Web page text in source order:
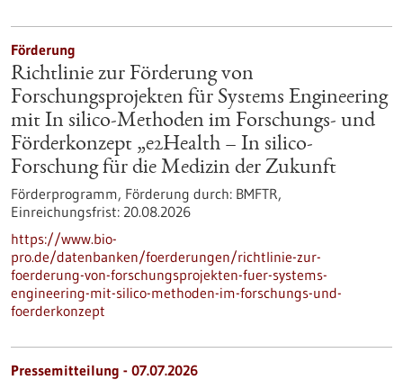
Förderung
Richtlinie zur Förderung von
Forschungsprojekten für Systems Engineering
mit In silico-Methoden im Forschungs- und
Förderkonzept „e2Health – In silico-
Forschung für die Medizin der Zukunft
Förderprogramm, Förderung durch: BMFTR,
Einreichungsfrist: 20.08.2026
https://www.bio-
pro.de/datenbanken/foerderungen/richtlinie-zur-
foerderung-von-forschungsprojekten-fuer-systems-
engineering-mit-silico-methoden-im-forschungs-und-
foerderkonzept
Pressemitteilung - 07.07.2026